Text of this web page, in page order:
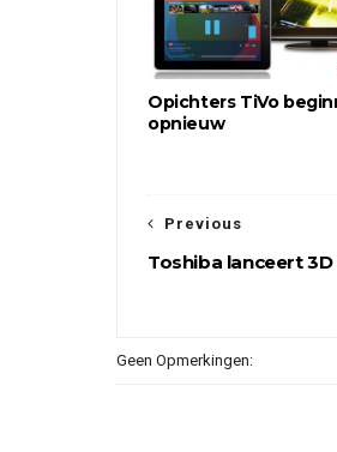
Opichters TiVo
opnieuw
Previous
Toshiba lanceert 3D
Geen Opmerkingen: